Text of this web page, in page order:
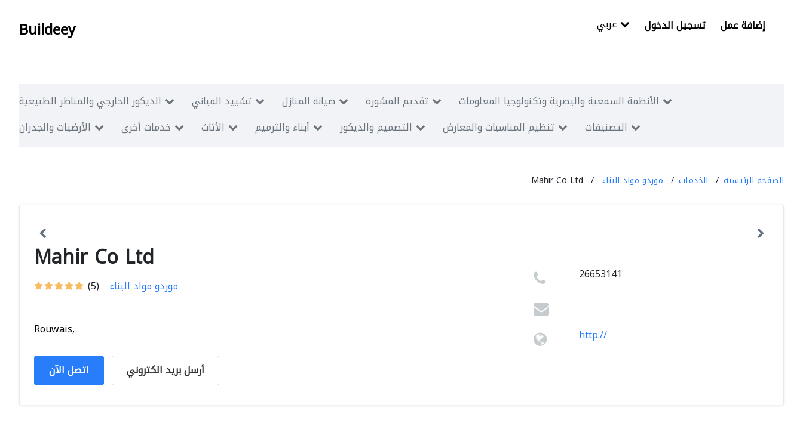
Buildeey تسجيل الدخول إضافة عمل
الديكور الخارجي والمناظر الطبيعية تشييد المباني صيانة المنازل تقديم المشورة
الأنظمة السمعية والبصرية وتكنولوجيا المعلومات
الأرضيات والجدران
خدمات أخرى الأثاث أبناء والترميم التصميم والديكور تنظيم المناسبات والمعارض التصنيفات
الصفحة الرئيسية الخدمات موردو مواد البناء Mahir Co Ltd
Mahir Co Ltd
(5) موردو مواد البناء
Rouwais,
اتصل الآن أرسل بريد الكتروني
26653141
http://